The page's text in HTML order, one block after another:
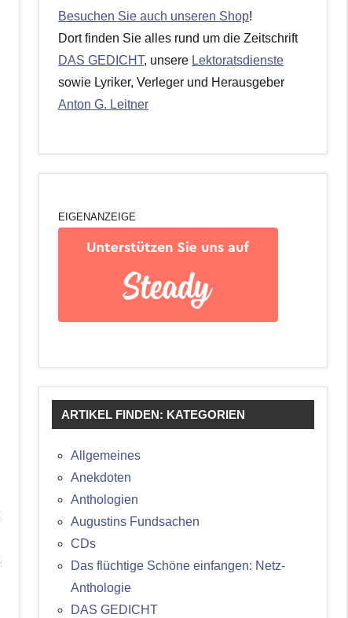
Besuchen Sie auch unseren Shop!
Dort finden Sie alles rund um die Zeitschrift
DAS GEDICHT, unsere Lektoratsdienste
sowie Lyriker, Verleger und Herausgeber
Anton G. Leitner
EIGENANZEIGE
ARTIKEL FINDEN: KATEGORIEN
Allgemeines
Anekdoten
Anthologien
Augustins Fundsachen
CDs
Das flüchtige Schöne einfangen: Netz-
Anthologie
DAS GEDICHT